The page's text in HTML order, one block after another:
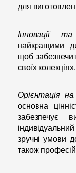
для
Інновації
найкращими
щоб
своїх колекціях.
Орієнтація на
основна
забезпечує
зручні умови
також